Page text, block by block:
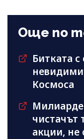
Още по
Битката с
Космоса
чистачът
акции, не